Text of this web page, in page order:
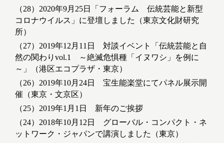
（28）2020年9月25日「フォーラム 伝統芸能と新型
コロナウイルス」に登壇しました（東京文化財研究
所）
（27）2019年12月11日 対談イベント「伝統芸能と自
然の関わりvol.1 ～絶滅危惧種「イヌワシ」を例に
～」（港区エコプラザ・東京）
（26）2019年10月24日 宝生能楽堂にてパネル展示開
催（東京・文京区）
（25）2019年1月1日 新年のご挨拶
（24）2018年10月12日 グローバル・コンパクト・ネ
ットワーク・ジャパンで講演しました（東京）